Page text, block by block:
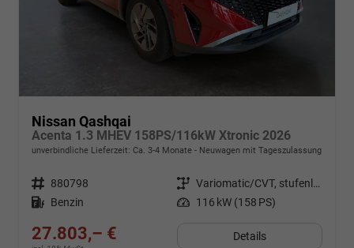
Nissan Qashqai
Acenta 1.3 MHEV 158PS/116kW Xtronic 2026
unverbindliche Lieferzeit: Ca. 3-4 Monate Neuwagen mit Tageszulassung
Fahrzeugnr. 880798 Getriebe
Variomatic/CVT, stufenlos
Kraftstoff Benzin Leistung 116 kW (158 PS)
27.803,– € Details